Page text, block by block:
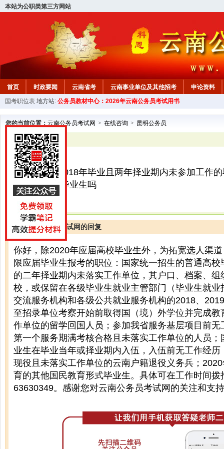
本站为公职类第三方网站
首页 时政要闻 云南省考 云南事业单位及其他招考
申论资料
国考职位表 地方站: 公务员教材中心：2026年云南公务员考试用书
您的当前位置： 云南公务员考试网 > 在线咨询 > 昆明公务员
已解决
昆明公务员
您好！我是2018年毕业且两年择业期内未参加工作
2020年应届毕业生吗
云南公务员考试网的回复
你好，除2020年应届高校毕业生外，为拓宽选人渠
限应届毕业生报考的职位：国家统一招生的普通高
的二年择业期内未落实工作单位，其户口、档案、
校，或保留在各级毕业生就业主管部门（毕业生就
交流服务机构和各级公共就业服务机构的2018、
至招录单位考察开始前取得国（境）外学位并完成
作单位的留学回国人员；参加我省服务基层项目前
第一个服务期满考核合格且未落实工作单位的人员
业生在毕业当年或择业期内入伍，入伍前无工作经
现役且未落实工作单位的云南户籍退役义务兵；
育的其他国民教育形式毕业生。具体可在工作时间
63630349。感谢您对云南公务员考试网的关注和支